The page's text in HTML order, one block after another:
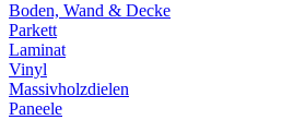
Boden, Wand & Decke
Parkett
Laminat
Vinyl
Massivholzdielen
Paneele